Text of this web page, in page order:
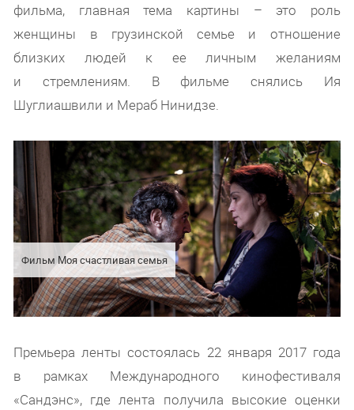
фильма, главная тема картины – это роль
женщины в грузинской семье и отношение
близких людей к ее личным желаниям
и стремлениям. В фильме снялись Ия
Шуглиашвили и Мераб Нинидзе.
Фильм Моя счастливая семья
Премьера ленты состоялась 22 января 2017 года
в рамках Международного кинофестиваля
«Сандэнс», где лента получила высокие оценки